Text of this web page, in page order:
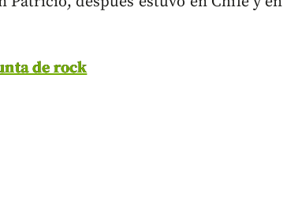
de rock